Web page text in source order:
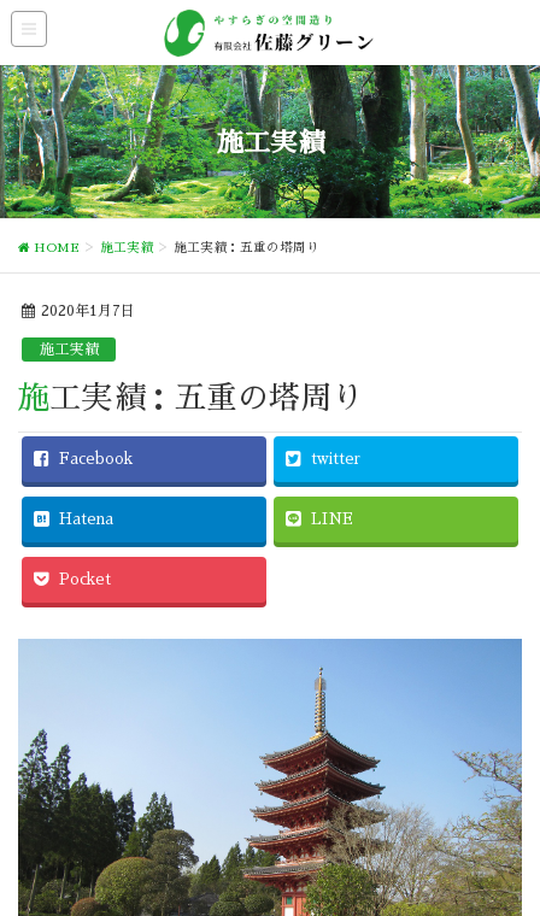
施工実績
HOME 施工実績 施工実績：五重の塔周り
2020年1月7日
施工実績
施工実績：五重の塔周り
Facebook twitter
Hatena LINE
Pocket